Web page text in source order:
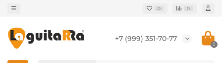
0 0
+7 (999) 351-70-77
0